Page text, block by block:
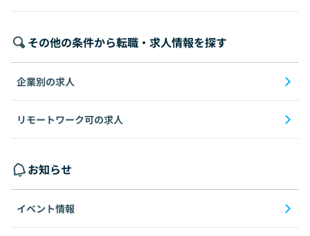
その他の条件から転職・求人情報を探す
企業別の求人
リモートワーク可の求人
お知らせ
イベント情報